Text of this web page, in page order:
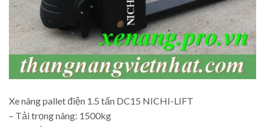
Xe nâng pallet điện 1.5 tấn DC15 NICHI-LIFT
– Tải trọng nâng: 1500kg